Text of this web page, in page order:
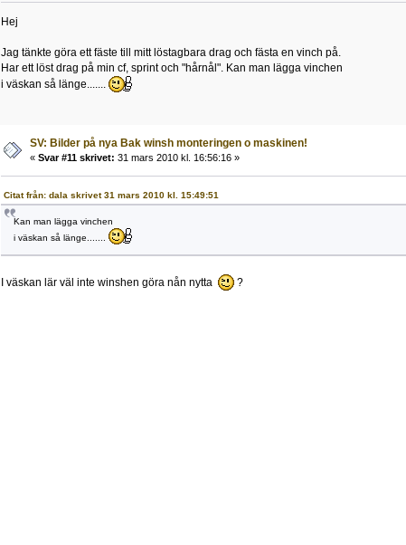
Hej
Jag tänkte göra ett fäste till mitt löstagbara drag och fästa en vinch på.
Har ett löst drag på min cf, sprint och "hårnål". Kan man lägga vinchen
i väskan så länge.......
SV: Bilder på nya Bak winsh monteringen o maskinen!
« Svar #11 skrivet: 31 mars 2010 kl. 16:56:16 »
Citat från: dala skrivet 31 mars 2010 kl. 15:49:51
Kan man lägga vinchen
i väskan så länge.......
I väskan lär väl inte winshen göra nån nytta ?